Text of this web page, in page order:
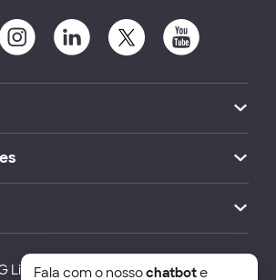
Lisbon School of Economics and
Fala com o nossochatbote